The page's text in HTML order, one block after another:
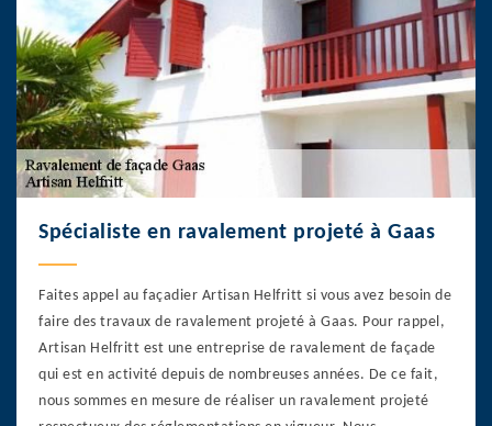
Spécialiste en ravalement projeté à Gaas
Faites appel au façadier Artisan Helfritt si vous avez besoin de
faire des travaux de ravalement projeté à Gaas. Pour rappel,
Artisan Helfritt est une entreprise de ravalement de façade
qui est en activité depuis de nombreuses années. De ce fait,
nous sommes en mesure de réaliser un ravalement projeté